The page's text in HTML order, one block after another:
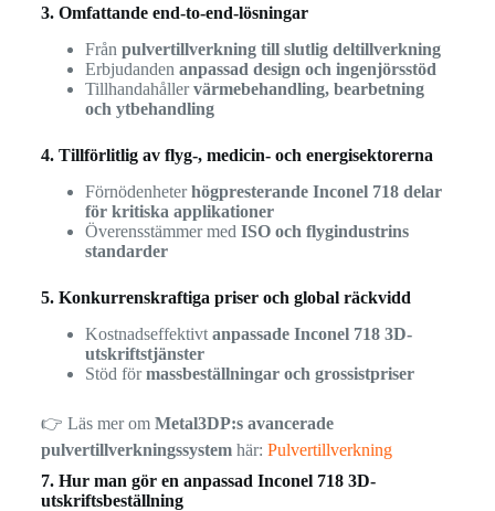
3. Omfattande end-to-end-lösningar
Från pulvertillverkning till slutlig deltillverkning
Erbjudanden anpassad design och ingenjörsstöd
Tillhandahållervärmebehandling, bearbetning
och ytbehandling
4. Tillförlitlig av flyg-, medicin- och energisektorerna
Förnödenheterhögpresterande Inconel 718 delar
för kritiska applikationer
Överensstämmer med ISO och flygindustrins
standarder
5. Konkurrenskraftiga priser och global räckvidd
Kostnadseffektivt anpassade Inconel 718 3D-
utskriftstjänster
Stöd förmassbeställningar och grossistpriser
👉 Läs mer om Metal3DP:s avancerade
pulvertillverkningssystemhär: Pulvertillverkning
7. Hur man gör en anpassad Inconel 718 3D-
utskriftsbeställning